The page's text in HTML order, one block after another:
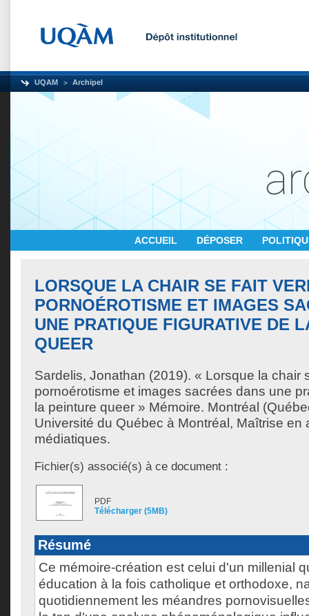
UQAM Archipel
ACCUEIL DÉPOSER
LORSQUE LA CHAIR SE FAIT
PORNOÉROTISME ET IMAGES
UNE PRATIQUE FIGURATIVE DE
QUEER
Sardelis, Jonathan (2019). « Lorsque la chair
pornoérotisme et images sacrées dans une
la peinture queer » Mémoire. Montréal
Université du Québec à Montréal, Maîtrise en
médiatiques.
Fichier(s) associé(s) à ce document :
PDF
Télécharger (5MB)
Résumé
Ce mémoire-création est celui d'un millenial
éducation à la fois catholique et orthodoxe,
quotidiennement les méandres